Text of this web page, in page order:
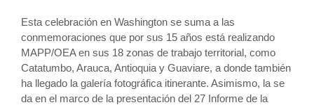
Esta celebración en Washington se suma a las
conmemoraciones que por sus 15 años está realizando
MAPP/OEA en sus 18 zonas de trabajo territorial, como
Catatumbo, Arauca, Antioquia y Guaviare, a donde también
ha llegado la galería fotográfica itinerante. Asimismo, la se
da en el marco de la presentación del 27 Informe de la